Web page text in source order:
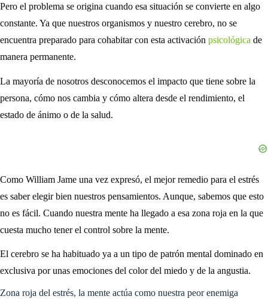
Pero el problema se origina cuando esa situación se convierte en algo
constante. Ya que nuestros organismos y nuestro cerebro, no se
encuentra preparado para cohabitar con esta activación psicológica de
manera permanente.
La mayoría de nosotros desconocemos el impacto que tiene sobre la
persona, cómo nos cambia y cómo altera desde el rendimiento, el
estado de ánimo o de la salud.
Como William Jame una vez expresó, el mejor remedio para el estrés
es saber elegir bien nuestros pensamientos. Aunque, sabemos que esto
no es fácil. Cuando nuestra mente ha llegado a esa zona roja en la que
cuesta mucho tener el control sobre la mente.
El cerebro se ha habituado ya a un tipo de patrón mental dominado en
exclusiva por unas emociones del color del miedo y de la angustia.
Zona roja del estrés, la mente actúa como nuestra peor enemiga